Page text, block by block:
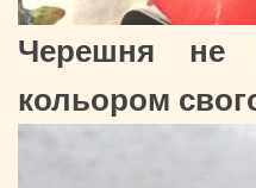
Черешня не
кольором